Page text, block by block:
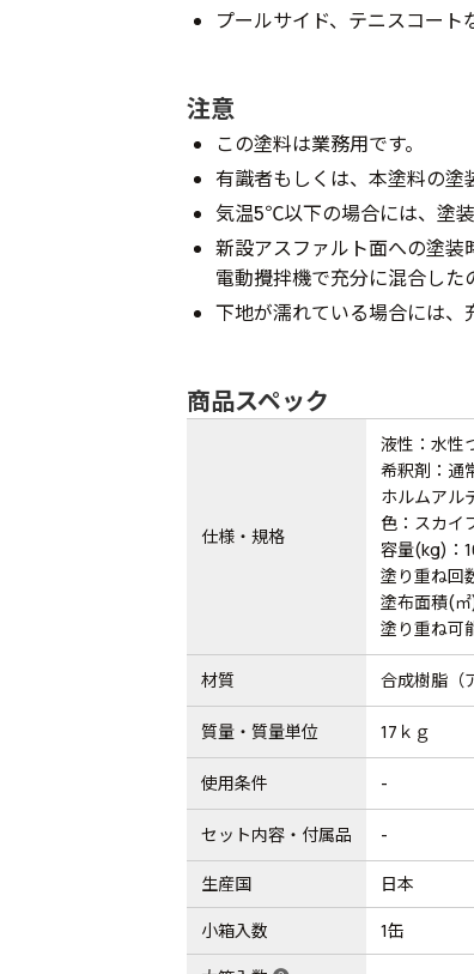
プールサイド、テニスコート
注意
この塗料は業務用です。
有識者もしくは、本塗料の塗
気温5℃以下の場合には、塗装
新設アスファルト面への塗装
電動攪拌機で充分に混合した
下地が濡れている場合には、
商品スペック
仕様・規格
液性：水性
希釈剤：通
ホルムア
色：スカイ
容量(kg)：
塗り重ね回
塗布面積(
塗り重ね可
材質 合成樹脂（
質量・質量単位 17ｋｇ
使用条件 -
セット内容・付属品 -
生産国 日本
小箱入数 1缶